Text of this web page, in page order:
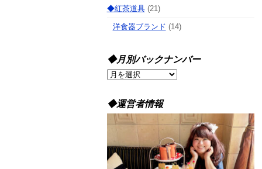
◆紅茶道具(21)
洋食器ブランド (14)
◆月別バックナンバー
◆
別
バ
ッ
ン
バ
◆運営者情報